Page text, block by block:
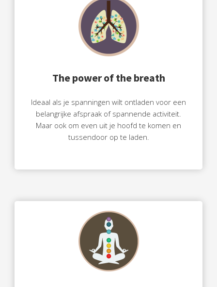
The power of the breath
Ideaal als je spanningen wilt ontladen voor een
belangrijke afspraak of spannende activiteit.
Maar ook om even uit je hoofd te komen en
tussendoor op te laden.